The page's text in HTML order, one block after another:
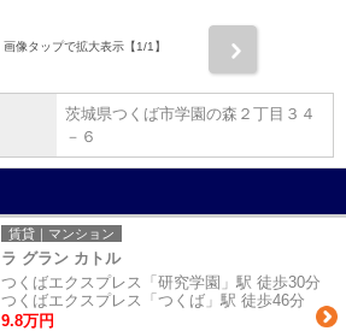
画像タップで拡大表示【1/1】
茨城県つくば市学園の森２丁目３４
－６
賃貸｜マンション
ラ グラン カトル
つくばエクスプレス「研究学園」駅 徒歩30分
つくばエクスプレス「つくば」駅 徒歩46分
9.8万円